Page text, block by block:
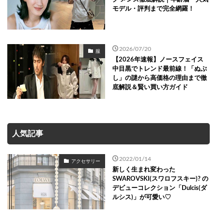
モデル・評判まで完全網羅！
服 2026/07/20
【2026年速報】ノースフェイス
中目黒でトレンド最前線！「ぬぷ
し」の謎から高価格の理由まで徹
底解説＆賢い買い方ガイド
人気記事
アクセサリー 2022/01/14
新しく生まれ変わった
SWAROVSKI(スワロフスキー)? の
デビューコレクション「Dulcis(ダ
ルシス)」が可愛い♡